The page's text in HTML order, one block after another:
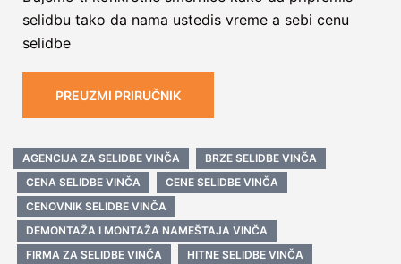
selidbu tako da nama ustedis vreme a sebi cenu
selidbe
PREUZMI PRIRUČNIK
AGENCIJA ZA SELIDBE VINČA
BRZE SELIDBE VINČA
CENA SELIDBE VINČA
CENE SELIDBE VINČA
CENOVNIK SELIDBE VINČA
DEMONTAŽA I MONTAŽA NAMEŠTAJA VINČA
FIRMA ZA SELIDBE VINČA
HITNE SELIDBE VINČA